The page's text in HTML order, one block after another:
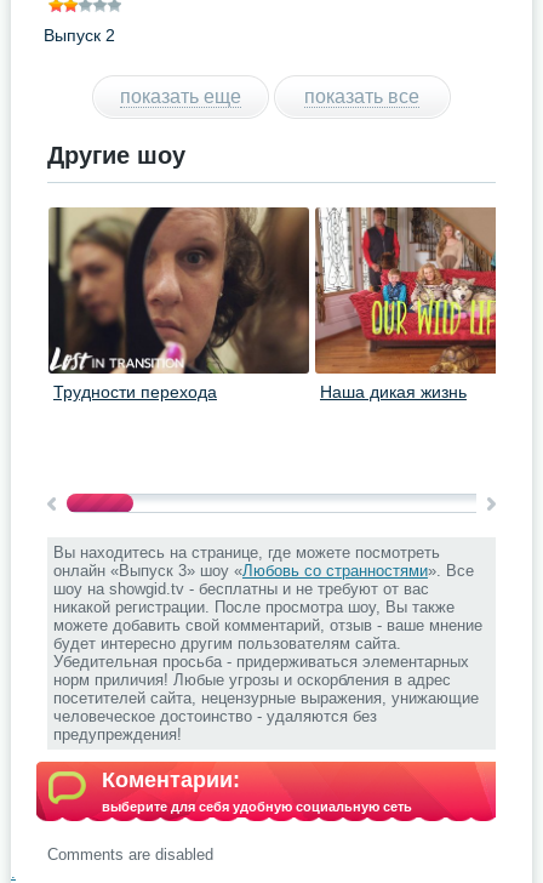
Выпуск 2
показать еще показать все
Другие шоу
Трудности перехода Наша дикая жизнь
Вы находитесь на странице, где можете посмотреть
онлайн «Выпуск 3» шоу «Любовь со странностями». Все
шоу на showgid.tv - бесплатны и не требуют от вас
никакой регистрации. После просмотра шоу, Вы также
можете добавить свой комментарий, отзыв - ваше мнение
будет интересно другим пользователям сайта.
Убедительная просьба - придерживаться элементарных
норм приличия! Любые угрозы и оскорбления в адрес
посетителей сайта, нецензурные выражения, унижающие
человеческое достоинство - удаляются без
предупреждения!
Коментарии:
выберите для себя удобную социальную сеть
Comments are disabled
.